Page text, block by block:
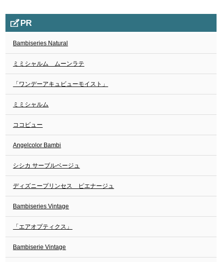
PR
Bambiseries Natural
ミミシャルム ムーンラテ
「ワンデーアキュビューモイスト」
ミミシャルム
ココビュー
Angelcolor Bambi
シシカ サーブルベージュ
ディズニープリンセス ピエナージュ
Bambiseries Vintage
「エアオプティクス」
Bambiserie Vintage